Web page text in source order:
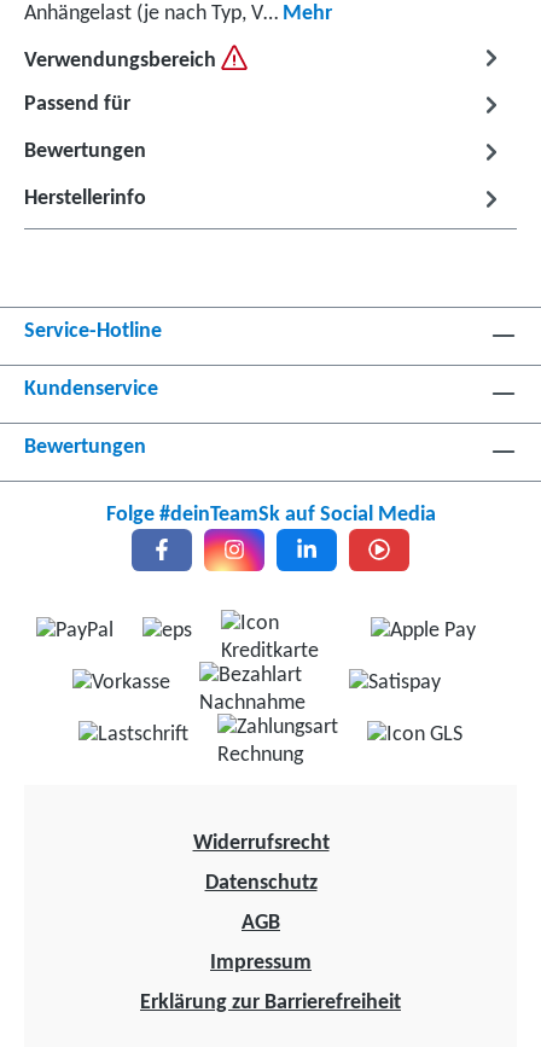
Anhängelast (je nach Typ, V… Mehr
Verwendungsbereich
Passend für
Bewertungen
Herstellerinfo
Service-Hotline
Kundenservice
Bewertungen
Folge #deinTeamSk auf Social Media
Widerrufsrecht
Datenschutz
AGB
Impressum
Erklärung zur Barrierefreiheit